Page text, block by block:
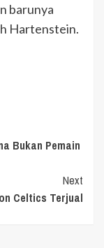
barunya
Hartenstein.
Bukan Pemain
Next
Celtics Terjual